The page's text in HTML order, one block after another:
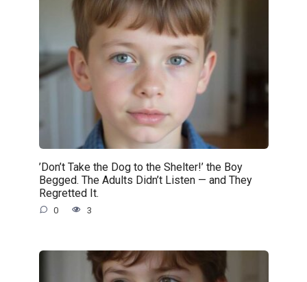
’Don’t Take the Dog to the Shelter!’ the Boy
Begged. The Adults Didn’t Listen — and They
Regretted It.
0 3